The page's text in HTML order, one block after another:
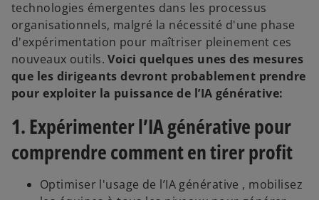
technologies émergentes dans les processus
organisationnels, malgré la nécessité d'une phase
d'expérimentation pour maîtriser pleinement ces
nouveaux outils. Voici quelques unes des mesures
que les dirigeants devront probablement prendre
pour exploiter la puissance de l’IA générative:
1. Expérimenter l’IA générative pour
comprendre comment en tirer profit
Optimiser l'usage de l’IA générative , mobilisez